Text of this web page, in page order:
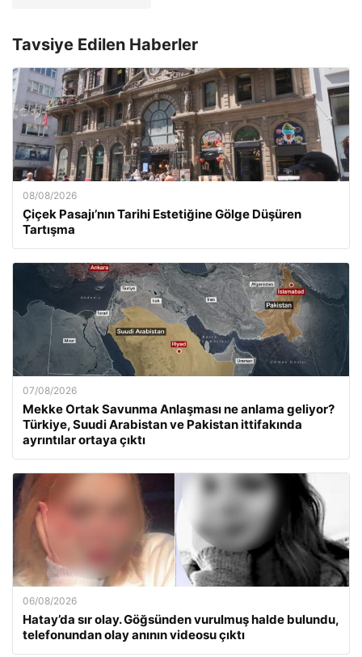
Tavsiye Edilen Haberler
08/08/2026
Çiçek Pasajı’nın Tarihi Estetiğine Gölge Düşüren
Tartışma
07/08/2026
Mekke Ortak Savunma Anlaşması ne anlama geliyor?
Türkiye, Suudi Arabistan ve Pakistan ittifakında
ayrıntılar ortaya çıktı
06/08/2026
Hatay’da sır olay. Göğsünden vurulmuş halde bulundu,
telefonundan olay anının videosu çıktı